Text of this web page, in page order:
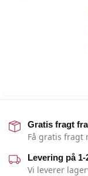
Gratis fragt
Få gratis fragt
Levering på
Vi leverer